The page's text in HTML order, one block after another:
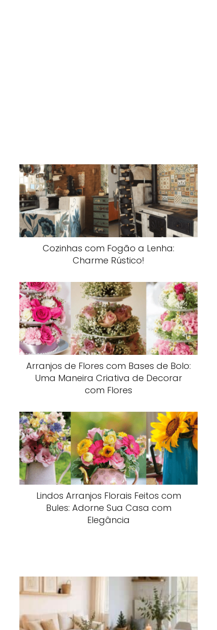
Cozinhas com Fogão a Lenha:
Charme Rústico!
Arranjos de Flores com Bases de Bolo:
Uma Maneira Criativa de Decorar
com Flores
Lindos Arranjos Florais Feitos com
Bules: Adorne Sua Casa com
Elegância